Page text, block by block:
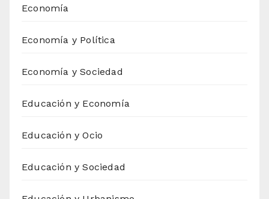
Economía
Economía y Política
Economía y Sociedad
Educación y Economía
Educación y Ocio
Educación y Sociedad